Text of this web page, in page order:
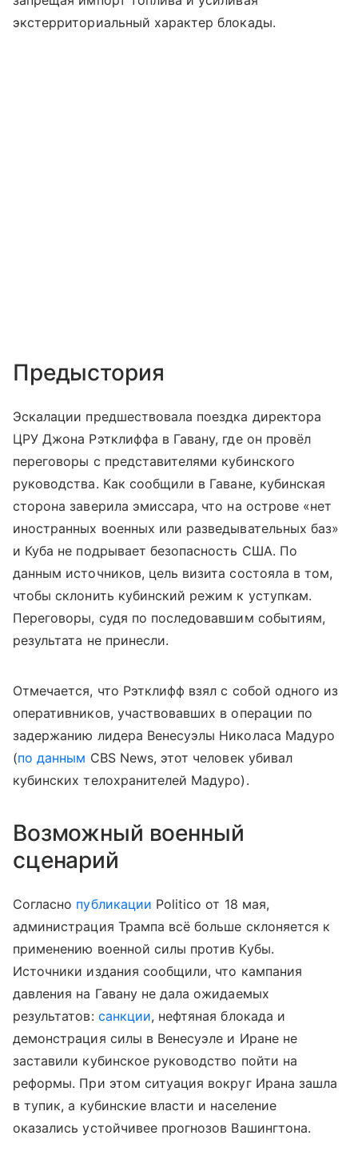
экстерриториальный характер блокады.
Предыстория
Эскалации предшествовала поездка директора
ЦРУ Джона Рэтклиффа в Гавану, где он провёл
переговоры с представителями кубинского
руководства. Как сообщили в Гаване, кубинская
сторона заверила эмиссара, что на острове «нет
иностранных военных или разведывательных баз»
и Куба не подрывает безопасность США. По
данным источников, цель визита состояла в том,
чтобы склонить кубинский режим к уступкам.
Переговоры, судя по последовавшим событиям,
результата не принесли.
Отмечается, что Рэтклифф взял с собой одного из
оперативников, участвовавших в операции по
задержанию лидера Венесуэлы Николаса Мадуро
(по данным CBS News, этот человек убивал
кубинских телохранителей Мадуро).
Возможный военный
сценарий
Согласно публикации Politico от 18 мая,
администрация Трампа всё больше склоняется к
применению военной силы против Кубы.
Источники издания сообщили, что кампания
давления на Гавану не дала ожидаемых
результатов: санкции, нефтяная блокада и
демонстрация силы в Венесуэле и Иране не
заставили кубинское руководство пойти на
реформы. При этом ситуация вокруг Ирана зашла
в тупик, а кубинские власти и население
оказались устойчивее прогнозов Вашингтона.